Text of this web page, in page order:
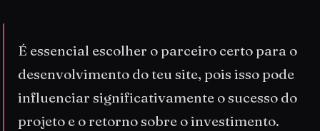
É essencial escolher o parceiro certo para o
desenvolvimento do teu site, pois isso pode
influenciar significativamente o sucesso do
projeto e o retorno sobre o investimento.